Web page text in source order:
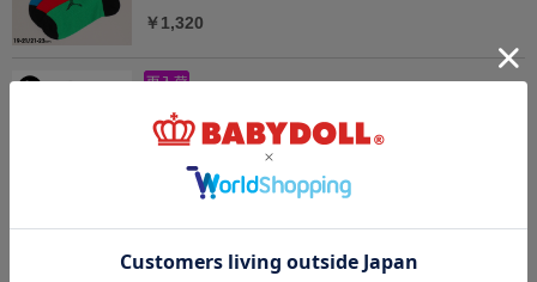
￥1,320
4/3一部再販 WEB限定 PUMA ラインスニーカーソックス 3
足セット 1092
￥1,100
4/3一部再販 WEB限定 PUMA 配色スニーカーソックス 3足